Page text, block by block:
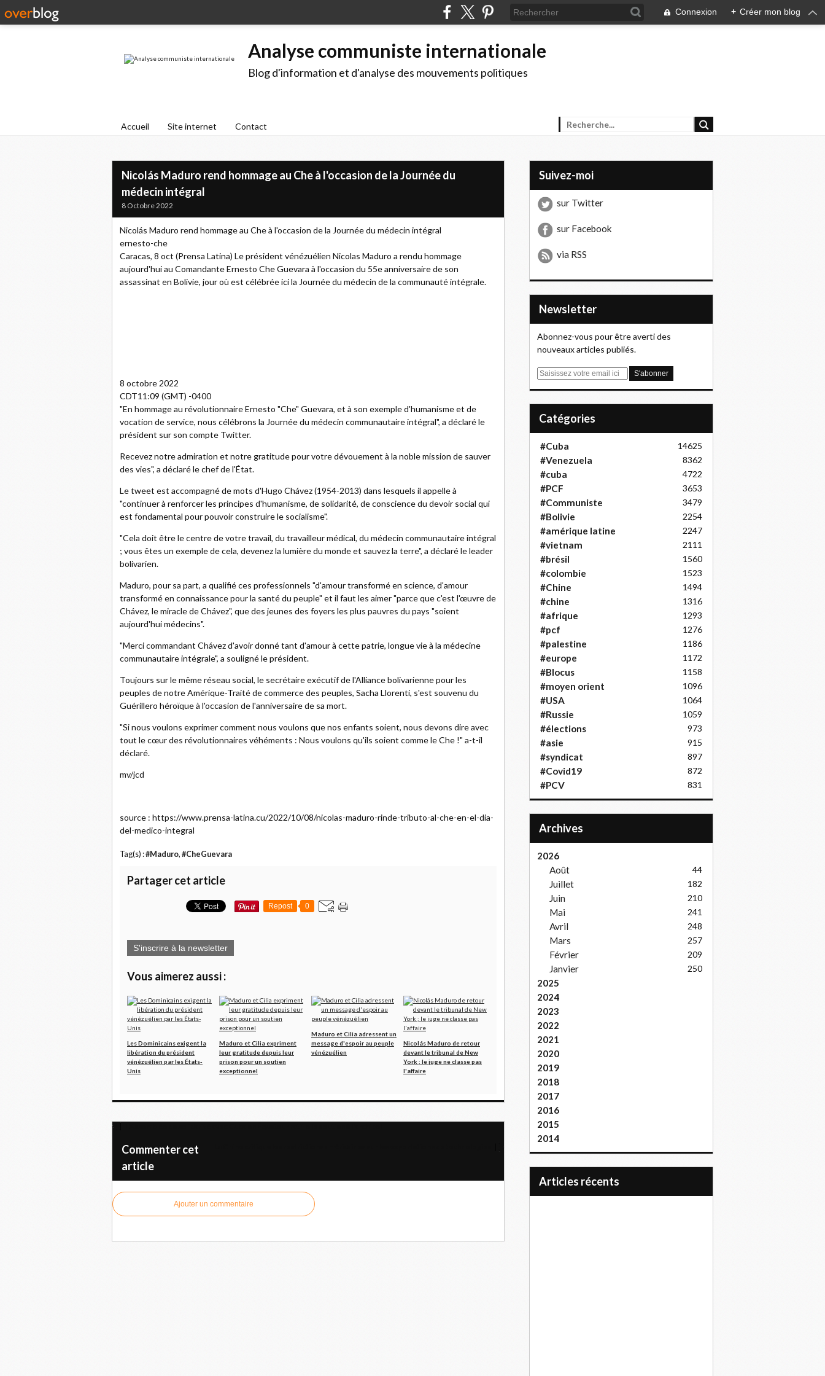
Connexion + Créer mon blog
Analyse communiste internationale
Blog d'information et d'analyse des mouvements politiques
Accueil Site internet Contact
Nicolás Maduro rend hommage au Che à l'occasion de la Journée du
médecin intégral
8 Octobre 2022
Nicolás Maduro rend hommage au Che à l'occasion de la Journée du médecin intégral
ernesto-che
Caracas, 8 oct (Prensa Latina) Le président vénézuélien Nicolas Maduro a rendu hommage
aujourd'hui au Comandante Ernesto Che Guevara à l'occasion du 55e anniversaire de son
assassinat en Bolivie, jour où est célébrée ici la Journée du médecin de la communauté intégrale.
8 octobre 2022
CDT11:09 (GMT) -0400
"En hommage au révolutionnaire Ernesto "Che" Guevara, et à son exemple d'humanisme et de
vocation de service, nous célébrons la Journée du médecin communautaire intégral", a déclaré le
président sur son compte Twitter.
Recevez notre admiration et notre gratitude pour votre dévouement à la noble mission de sauver
des vies", a déclaré le chef de l'État.
Le tweet est accompagné de mots d'Hugo Chávez (1954-2013) dans lesquels il appelle à
"continuer à renforcer les principes d'humanisme, de solidarité, de conscience du devoir social qui
est fondamental pour pouvoir construire le socialisme".
"Cela doit être le centre de votre travail, du travailleur médical, du médecin communautaire intégral
; vous êtes un exemple de cela, devenez la lumière du monde et sauvez la terre", a déclaré le leader
bolivarien.
Maduro, pour sa part, a qualifié ces professionnels "d'amour transformé en science, d'amour
transformé en connaissance pour la santé du peuple" et il faut les aimer "parce que c'est l'œuvre de
Chávez, le miracle de Chávez", que des jeunes des foyers les plus pauvres du pays "soient
aujourd'hui médecins".
"Merci commandant Chávez d'avoir donné tant d'amour à cette patrie, longue vie à la médecine
communautaire intégrale", a souligné le président.
Toujours sur le même réseau social, le secrétaire exécutif de l'Alliance bolivarienne pour les
peuples de notre Amérique-Traité de commerce des peuples, Sacha Llorenti, s'est souvenu du
Guérillero héroïque à l'occasion de l'anniversaire de sa mort.
"Si nous voulons exprimer comment nous voulons que nos enfants soient, nous devons dire avec
tout le cœur des révolutionnaires véhéments : Nous voulons qu'ils soient comme le Che !" a-t-il
déclaré.
mv/jcd
source : https://www.prensa-latina.cu/2022/10/08/nicolas-maduro-rinde-tributo-al-che-en-el-dia-
del-medico-integral
Tag(s) :#Maduro, #CheGuevara
Partager cet article
Repost 0
S'inscrire à la newsletter
Vous aimerez aussi :
Les Dominicains exigent la
libération du président
vénézuélien par les États-
Unis
Maduro et Cilia expriment
leur gratitude depuis leur
prison pour un soutien
exceptionnel
Maduro et Cilia adressent un
message d'espoir au peuple
vénézuélien
Nicolás Maduro de retour
devant le tribunal de New
York ; le juge ne classe pas
l'affaire
Commenter cet
article
Ajouter un commentaire
Suivez-moi
sur Twitter
sur Facebook
via RSS
Newsletter
Abonnez-vous pour être averti des
nouveaux articles publiés.
E
Catégories
#Cuba 14625
#Venezuela 8362
#cuba 4722
#PCF 3653
#Communiste 3479
#Bolivie 2254
#amérique latine 2247
#vietnam 2111
#brésil 1560
#colombie 1523
#Chine 1494
#chine 1316
#afrique 1293
#pcf 1276
#palestine 1186
#europe 1172
#Blocus 1158
#moyen orient 1096
#USA 1064
#Russie 1059
#élections 973
#asie 915
#syndicat 897
#Covid19 872
#PCV 831
Archives
2026
Août
44
Juillet 182
Juin 210
Mai 241
Avril 248
Mars 257
Février 209
Janvier 250
2025
2024
2023
2022
2021
2020
2019
2018
2017
2016
2015
2014
articles récents